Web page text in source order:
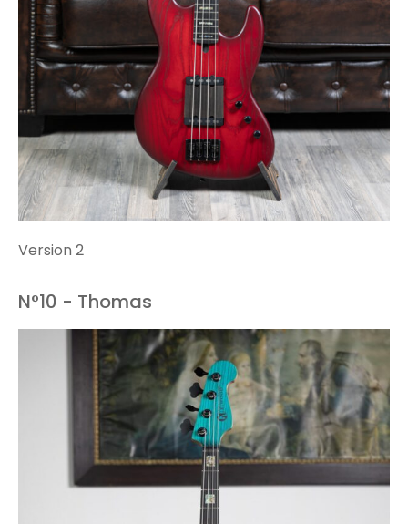
Version 2
N°10 - Thomas